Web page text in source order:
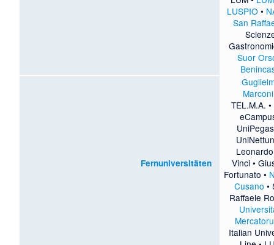
LUSPIO •
San
Suor
Fernuniversitäten
Marconi
TEL.M.A. •
Vinci•
Fortunato •
Cusano •
Raffaele
Italian